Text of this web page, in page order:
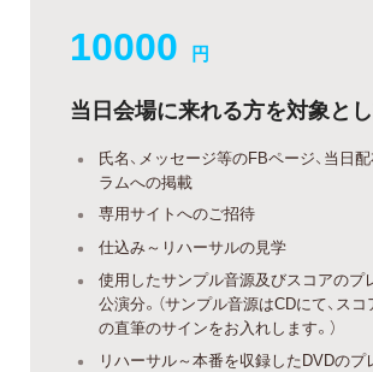
10000 円
当日会場に来れる方を対象と
氏名、メッセージ等のFBページ、当日
ラムへの掲載
専用サイトへのご招待
仕込み～リハーサルの見学
使用したサンプル音源及びスコアのプ
公演分。（サンプル音源はCDにて、ス
の直筆のサインをお入れします。）
リハーサル～本番を収録したDVDのプ